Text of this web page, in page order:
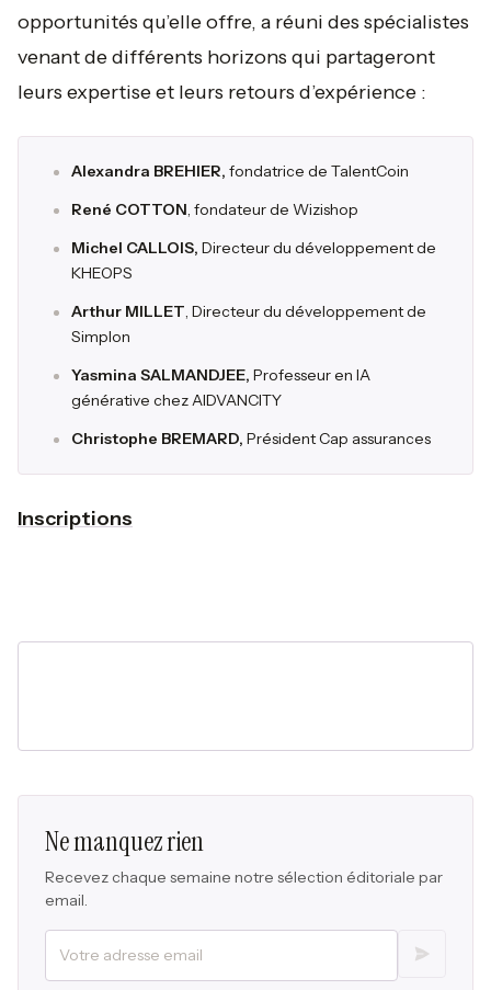
opportunités qu’elle offre, a réuni des spécialistes
venant de différents horizons qui partageront
leurs expertise et leurs retours d’expérience :
Alexandra BREHIER, fondatrice de TalentCoin
René COTTON, fondateur de Wizishop
Michel CALLOIS, Directeur du développement de
KHEOPS
Arthur MILLET, Directeur du développement de
Simplon
Yasmina SALMANDJEE, Professeur en IA
générative chez AIDVANCITY
Christophe BREMARD, Président Cap assurances
Inscriptions
Ne manquez rien
Recevez chaque semaine notre sélection éditoriale par
email.